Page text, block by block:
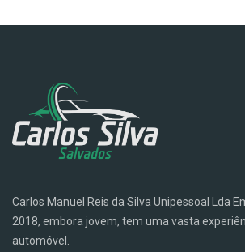
Carlos Manuel Reis da Silva Unipessoal Lda
2018, embora jovem, tem uma vasta
automóvel.